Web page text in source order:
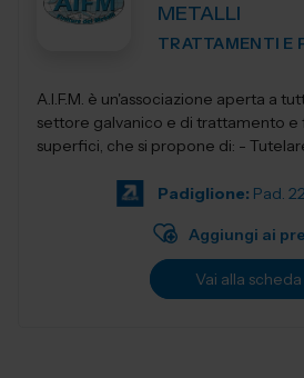
METALLI
TRATTAMENTI E
A.I.F.M. è un'associazione aperta a
settore galvanico e di trattamento e finitura delle
superfici, che si propone di: - Tutelare il futuro
Padiglione: Pad. 22
Aggiungi ai
Vai alla scheda